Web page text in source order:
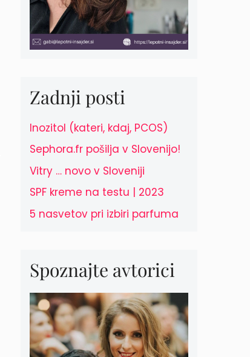
Zadnji posti
Inozitol (kateri, kdaj, PCOS)
Sephora.fr pošilja v Slovenijo!
Vitry … novo v Sloveniji
SPF kreme na testu | 2023
5 nasvetov pri izbiri parfuma
Spoznajte avtorici